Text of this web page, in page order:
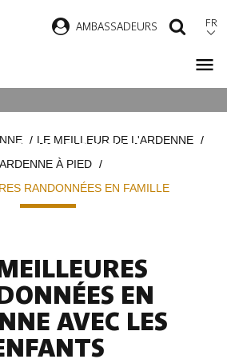
AMBASSADEURS FR
EN FAMILLE
LE MEILLEUR DE L'ARDENNE
À PIED
RANDONNÉES EN FAMILLE
EN
AVEC LES